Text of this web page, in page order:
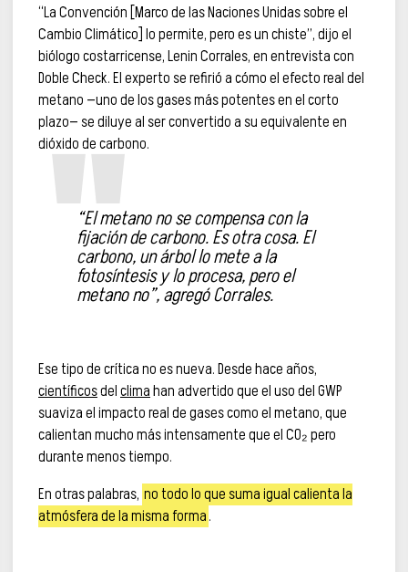
“La Convención [Marco de las Naciones Unidas sobre el
Cambio Climático] lo permite, pero es un chiste”, dijo el
biólogo costarricense, Lenin Corrales, en entrevista con
Doble Check. El experto se refirió a cómo el efecto real del
metano —uno de los gases más potentes en el corto
plazo— se diluye al ser convertido a su equivalente en
dióxido de carbono.
“El metano no se compensa con la
fijación de carbono. Es otra cosa. El
carbono, un árbol lo mete a la
fotosíntesis y lo procesa, pero el
metano no”, agregó Corrales.
Ese tipo de crítica no es nueva. Desde hace años,
científicosdelclimahan advertido que el uso del GWP
suaviza el impacto real de gases como el metano, que
calientan mucho más intensamente que el CO₂ pero
durante menos tiempo.
En otras palabras, no todo lo que suma igual calienta la
atmósfera de la misma forma.